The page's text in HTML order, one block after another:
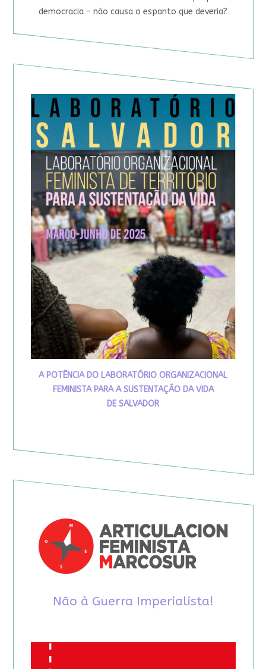
democracia – não causa o espanto que deveria?
A POTÊNCIA DO LABORATÓRIO ORGANIZACIONAL
FEMINISTA PARA A SUSTENTAÇÃO DA VIDA
DE SALVADOR
Não à Guerra Imperialista!